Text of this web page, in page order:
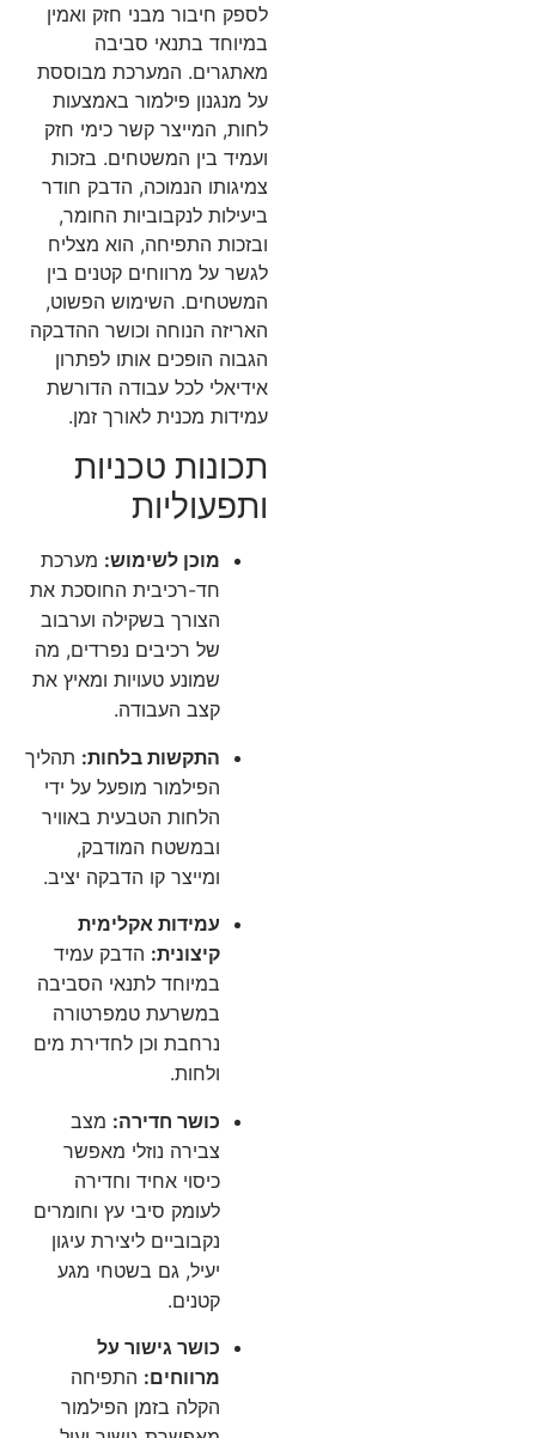
לספק חיבור מבני חזק ואמין
במיוחד בתנאי סביבה
מאתגרים. המערכת מבוססת
על מנגנון פילמור באמצעות
לחות, המייצר קשר כימי חזק
ועמיד בין המשטחים. בזכות
צמיגותו הנמוכה, הדבק חודר
ביעילות לנקבוביות החומר,
ובזכות התפיחה, הוא מצליח
לגשר על מרווחים קטנים בין
המשטחים. השימוש הפשוט,
האריזה הנוחה וכושר ההדבקה
הגבוה הופכים אותו לפתרון
אידיאלי לכל עבודה הדורשת
עמידות מכנית לאורך זמן.
תכונות טכניות
ותפעוליות
מוכן לשימוש: מערכת
חד-רכיבית החוסכת את
הצורך בשקילה וערבוב
של רכיבים נפרדים, מה
שמונע טעויות ומאיץ את
קצב העבודה.
התקשות בלחות: תהליך
הפילמור מופעל על ידי
הלחות הטבעית באוויר
ובמשטח המודבק,
ומייצר קו הדבקה יציב.
עמידות אקלימית
קיצונית: הדבק עמיד
במיוחד לתנאי הסביבה
במשרעת טמפרטורה
נרחבת וכן לחדירת מים
ולחות.
כושר חדירה: מצב
צבירה נוזלי מאפשר
כיסוי אחיד וחדירה
לעומק סיבי עץ וחומרים
נקבוביים ליצירת עיגון
יעיל, גם בשטחי מגע
קטנים.
כושר גישור על
מרווחים: התפיחה
הקלה בזמן הפילמור